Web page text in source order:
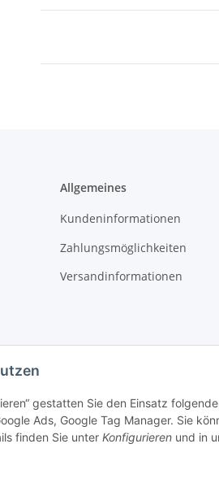
gestatten Sie den Einsatz
Ads, Google Tag Manager. Sie
finden Sie unter Konfigurieren und in
Allgemeines
Kundeninformationen
Zahlungsmöglichkeiten
Versandinformationen